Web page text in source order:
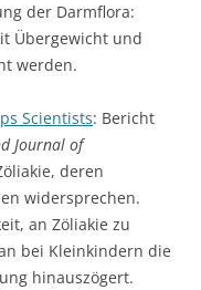
der Darmflora:
Übergewicht und
werden.
Scientists: Bericht
Journal of
deren
widersprechen.
an Zöliakie zu
bei Kleinkindern die
hinauszögert.